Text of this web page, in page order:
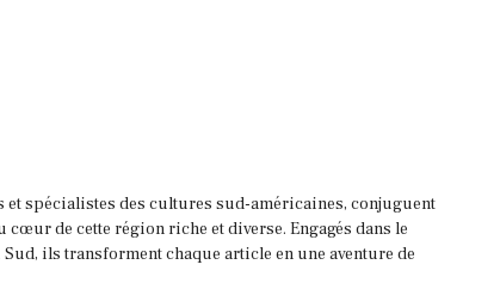
et spécialistes des cultures sud-américaines, conjuguent
de cette région riche et diverse. Engagés dans le
ils transforment chaque article en une aventure de